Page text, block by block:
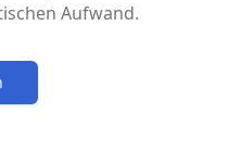
Aufwand.